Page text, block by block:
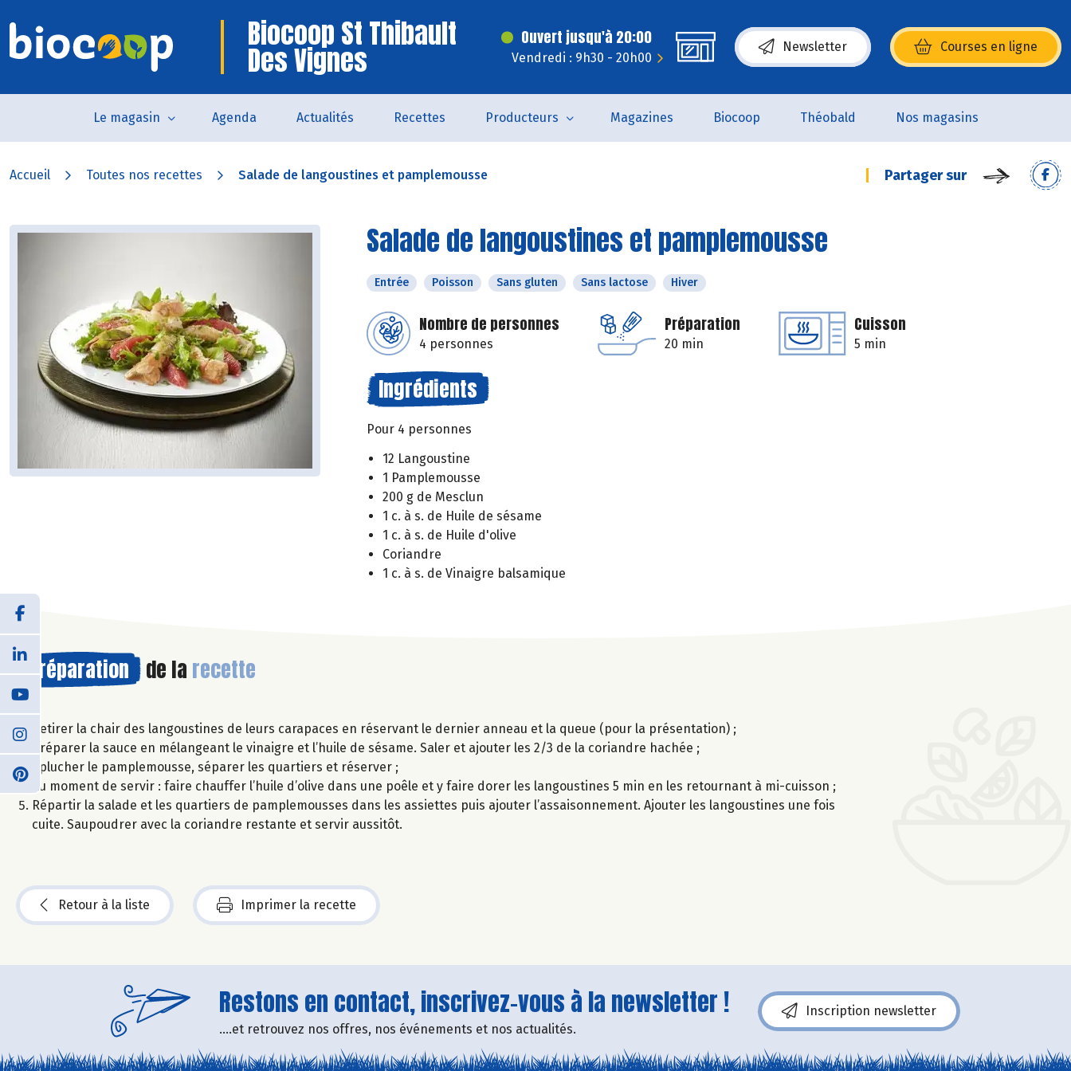
Biocoop St Thibault
Des Vignes
Ouvert jusqu'à 20:00
Vendredi : 9h30 - 20h00
Newsletter Courses en ligne
(s’ouvre dans une nouvelle fenêtre)
Le magasin Agenda Actualités Recettes Producteurs Magazines Biocoop Théobald Nos magasins
Accueil Toutes nos recettes Salade de langoustines et pamplemousse Partager sur
Salade de langoustines et pamplemousse
Entrée Poisson Sans gluten Sans lactose Hiver
Nombre de personnes
4 personnes
Préparation
20 min
Cuisson
5 min
Ingrédients
Pour 4 personnes
12 Langoustine
1 Pamplemousse
200 g de Mesclun
1 c. à s. de Huile de sésame
1 c. à s. de Huile d'olive
Coriandre
1 c. à s. de Vinaigre balsamique
Préparation de la recette
Retirer la chair des langoustines de leurs carapaces en réservant le dernier anneau et la queue (pour la présentation) ;
Préparer la sauce en mélangeant le vinaigre et l’huile de sésame. Saler et ajouter les 2/3 de la coriandre hachée ;
Eplucher le pamplemousse, séparer les quartiers et réserver ;
Au moment de servir : faire chauffer l’huile d’olive dans une poêle et y faire dorer les langoustines 5 min en les retournant à mi-cuisson ;
Répartir la salade et les quartiers de pamplemousses dans les assiettes puis ajouter l’assaisonnement. Ajouter les langoustines une fois
cuite. Saupoudrer avec la coriandre restante et servir aussitôt.
Retour à la liste Imprimer la recette
Restons en contact, inscrivez-vous à la newsletter !
....et retrouvez nos offres, nos événements et nos actualités.
Inscription newsletter